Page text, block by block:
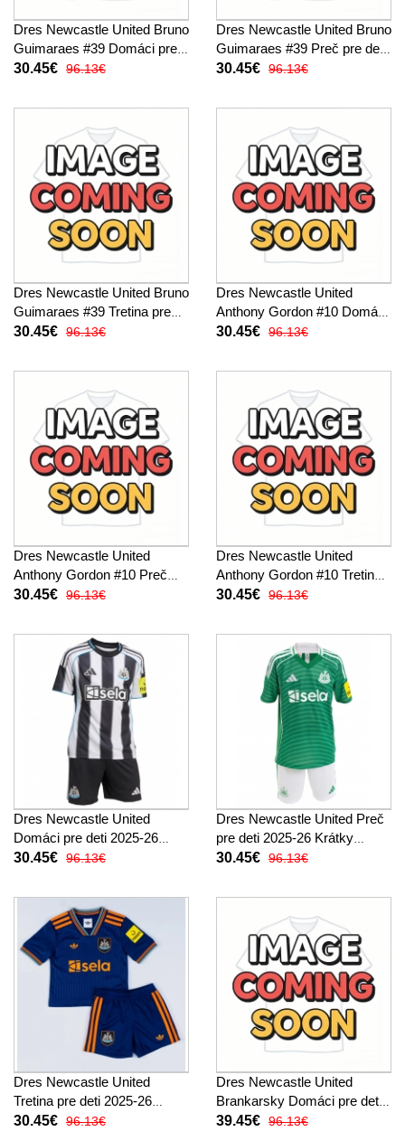
Dres Newcastle United Bruno
Guimaraes #39 Domáci pre
deti 2026-27 Krátky Rukáv (+
30.45€ 96.13€
Dres Newcastle United Bruno
Guimaraes #39 Preč pre deti
2026-27 Krátky Rukáv (+
30.45€ 96.13€
Dres Newcastle United Bruno
Guimaraes #39 Tretina pre
deti 2026-27 Krátky Rukáv (+
30.45€ 96.13€
Dres Newcastle United
Anthony Gordon #10 Domáci
pre deti 2026-27 Krátky
30.45€ 96.13€
Dres Newcastle United
Anthony Gordon #10 Preč
pre deti 2026-27 Krátky
30.45€ 96.13€
Dres Newcastle United
Anthony Gordon #10 Tretina
pre deti 2026-27 Krátky
30.45€ 96.13€
Dres Newcastle United
Domáci pre deti 2025-26
Krátky Rukáv (+ trenírky)
30.45€ 96.13€
Dres Newcastle United Preč
pre deti 2025-26 Krátky
Rukáv (+ trenírky)
30.45€ 96.13€
Dres Newcastle United
Tretina pre deti 2025-26
Krátky Rukáv (+ trenírky)
30.45€ 96.13€
Dres Newcastle United
Brankarsky Domáci pre deti
2025-26 Krátky Rukáv (+
39.45€ 96.13€